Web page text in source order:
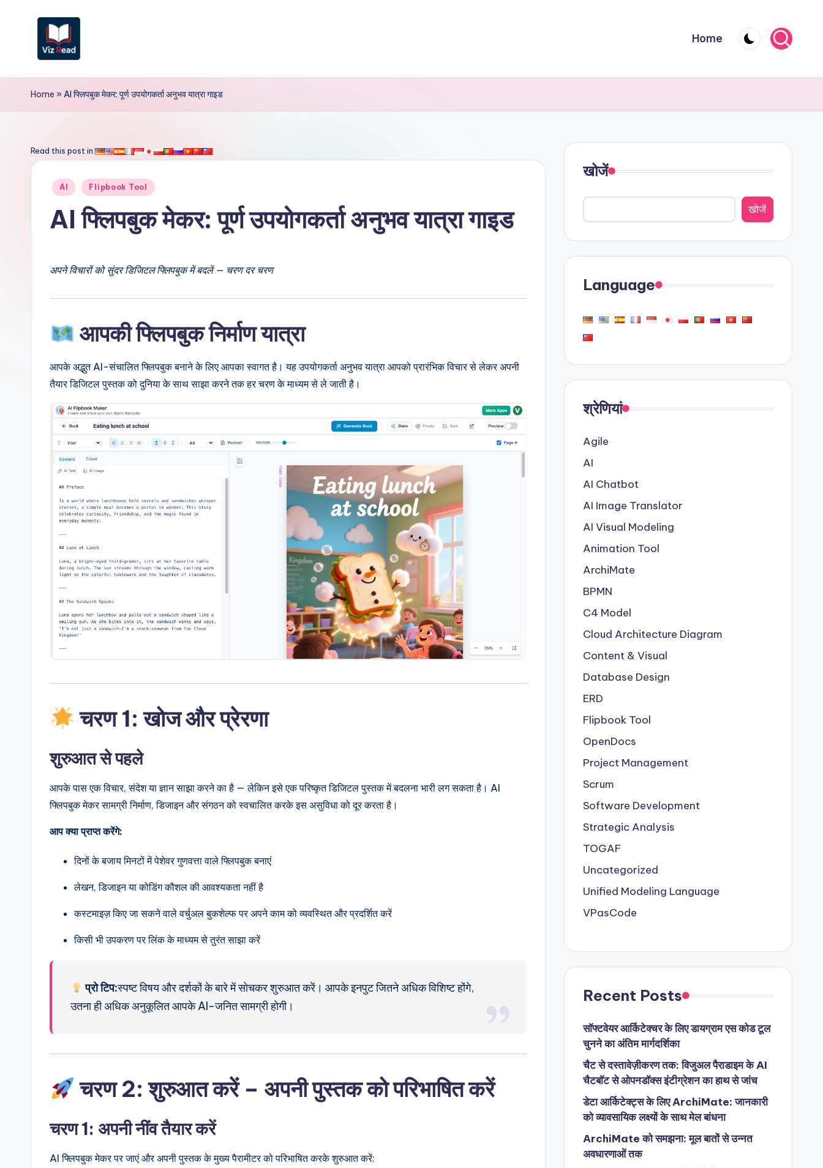
V
iz
e
Home
Home »AI फ्लिपबुक मेकर: पूर्ण उपयोगकर्ता अनुभव यात्रा गाइड
Read this post in:
Posted
AI Flipbook Tool
AI फ्लिपबुक मेकर: पूर्ण उपयोगकर्ता अनुभव यात्रा गाइड
अपने विचारों को सुंदर डिजिटल फ्लिपबुक में बदलें — चरण दर चरण
आपकी फ्लिपबुक निर्माण यात्रा
आपके अद्भुत AI-संचालित फ्लिपबुक बनाने के लिए आपका स्वागत है। यह उपयोगकर्ता अनुभव यात्रा आपको प्रारंभिक विचार से लेकर अपनी
तैयार डिजिटल पुस्तक को दुनिया के साथ साझा करने तक हर चरण के माध्यम से ले जाती है।
चरण 1: खोज और प्रेरणा
शुरुआत से पहले
आपके पास एक विचार, संदेश या ज्ञान साझा करने का है — लेकिन इसे एक परिष्कृत डिजिटल पुस्तक में बदलना भारी लग सकता है। AI
फ्लिपबुक मेकर सामग्री निर्माण, डिजाइन और संगठन को स्वचालित करके इस असुविधा को दूर करता है।
आप क्या प्राप्त करेंगे:
दिनों के बजाय मिनटों में पेशेवर गुणवत्ता वाले फ्लिपबुक बनाएं
लेखन, डिजाइन या कोडिंग कौशल की आवश्यकता नहीं है
कस्टमाइज़ किए जा सकने वाले वर्चुअल बुकशेल्फ पर अपने काम को व्यवस्थित और प्रदर्शित करें
किसी भी उपकरण पर लिंक के माध्यम से तुरंत साझा करें
प्रो टिप:स्पष्ट विषय और दर्शकों के बारे में सोचकर शुरुआत करें। आपके इनपुट जितने अधिक विशिष्ट होंगे,
उतना ही अधिक अनुकूलित आपके AI-जनित सामग्री होगी।
चरण 2: शुरुआत करें – अपनी पुस्तक को परिभाषित करें
चरण 1: अपनी नींव तैयार करें
AI फ्लिपबुक मेकर पर जाएं और अपनी पुस्तक के मुख्य पैरामीटर को परिभाषित करके शुरुआत करें:
खोजें
खोजें
Language
श्रेणियां
Agile
AI
AI Chatbot
AI Image Translator
AI Visual Modeling
Animation Tool
ArchiMate
BPMN
C4 Model
Cloud Architecture Diagram
Content & Visual
Database Design
ERD
Flipbook Tool
OpenDocs
Project Management
Scrum
Software Development
Strategic Analysis
TOGAF
Uncategorized
Unified Modeling Language
VPasCode
Recent Posts
सॉफ्टवेयर आर्किटेक्चर के लिए डायग्राम एस कोड टूल
चुनने का अंतिम मार्गदर्शिका
चैट से दस्तावेज़ीकरण तक: विजुअल पैराडाइम के AI
चैटबॉट से ओपनडॉक्स इंटीग्रेशन का हाथ से जांच
डेटा आर्किटेक्ट्स के लिए ArchiMate: जानकारी
को व्यावसायिक लक्ष्यों के साथ मेल बांधना
ArchiMate को समझना: मूल बातों से उन्नत
अवधारणाओं तक